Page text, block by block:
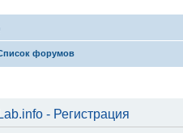
форумов
- Регистрация